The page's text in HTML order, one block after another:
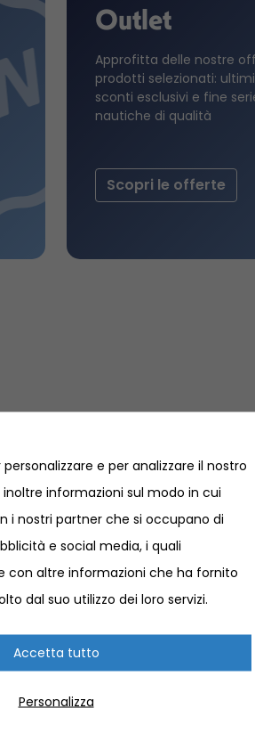
Outlet
Approfitta delle nostre
prodotti selezionati:
sconti esclusivi e fine
nautiche di qualità
Scopri le offerte
MOTORE WATERSNAKE
e per analizzare il nostro
informazioni sul modo in cui
i nostri partner che si occupano di
e social media, i quali
con altre informazioni che ha fornito
dal suo utilizzo dei loro servizi.
Personalizza
Accetta tutto